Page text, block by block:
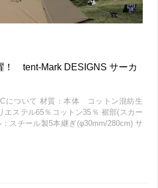
！ tent-Mark DESIGNS サーカ
について 材質：本体 コットン混紡生
ステル65％コットン35％ 裾部(スカー
スチール製5本継ぎ(φ30mm/280cm) サ